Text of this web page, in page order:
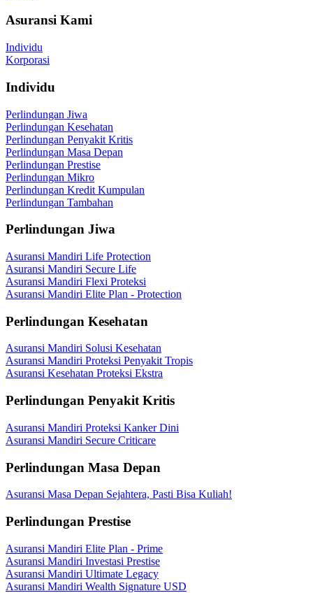
Asuransi Kami
Individu
Korporasi
Individu
Perlindungan Jiwa
Perlindungan Kesehatan
Perlindungan Penyakit Kritis
Perlindungan Masa Depan
Perlindungan Prestise
Perlindungan Mikro
Perlindungan Kredit Kumpulan
Perlindungan Tambahan
Perlindungan Jiwa
Asuransi Mandiri Life Protection
Asuransi Mandiri Secure Life
Asuransi Mandiri Flexi Proteksi
Asuransi Mandiri Elite Plan - Protection
Perlindungan Kesehatan
Asuransi Mandiri Solusi Kesehatan
Asuransi Mandiri Proteksi Penyakit Tropis
Asuransi Kesehatan Proteksi Ekstra
Perlindungan Penyakit Kritis
Asuransi Mandiri Proteksi Kanker Dini
Asuransi Mandiri Secure Criticare
Perlindungan Masa Depan
Asuransi Masa Depan Sejahtera, Pasti Bisa Kuliah!
Perlindungan Prestise
Asuransi Mandiri Elite Plan - Prime
Asuransi Mandiri Investasi Prestise
Asuransi Mandiri Ultimate Legacy
Asuransi Mandiri Wealth Signature USD